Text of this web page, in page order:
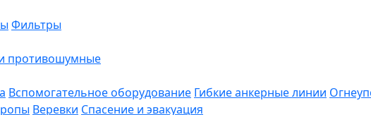
Фильтры
противошумные
Вспомогательное оборудование Гибкие анкерные линии
Веревки Спасение и эвакуация